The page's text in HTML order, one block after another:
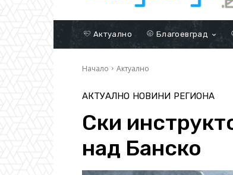
Актуално Благоевград
Начало Актуално
АКТУАЛНО НОВИНИ РЕГИОНА
Ски
над Банско